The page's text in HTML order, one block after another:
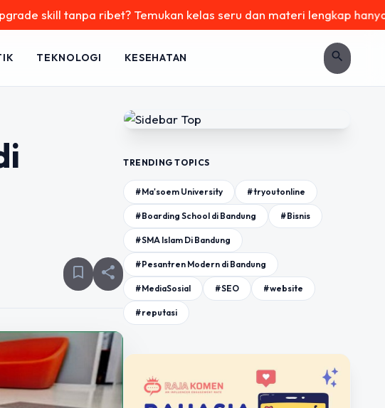
tanpa ribet? Temukan kelas seru dan materi lengkap hanya di
TEKNOLOGI KESEHATAN search
bookmark_border share
TRENDING TOPICS
#Ma'soem University #tryoutonline
#Boarding School di Bandung #Bisnis
#SMA Islam Di Bandung
#Pesantren Modern di Bandung
#MediaSosial #SEO #website
#reputasi